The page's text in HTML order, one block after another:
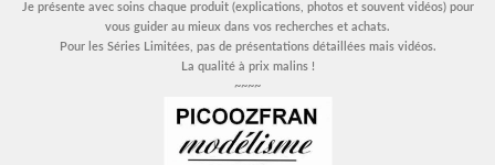
Je présente avec soins chaque produit (explications, photos et souvent vidéos) pour
vous guider au mieux dans vos recherches et achats.
Pour les Séries Limitées, pas de présentations détaillées mais vidéos.
La qualité à prix malins !
~~~~